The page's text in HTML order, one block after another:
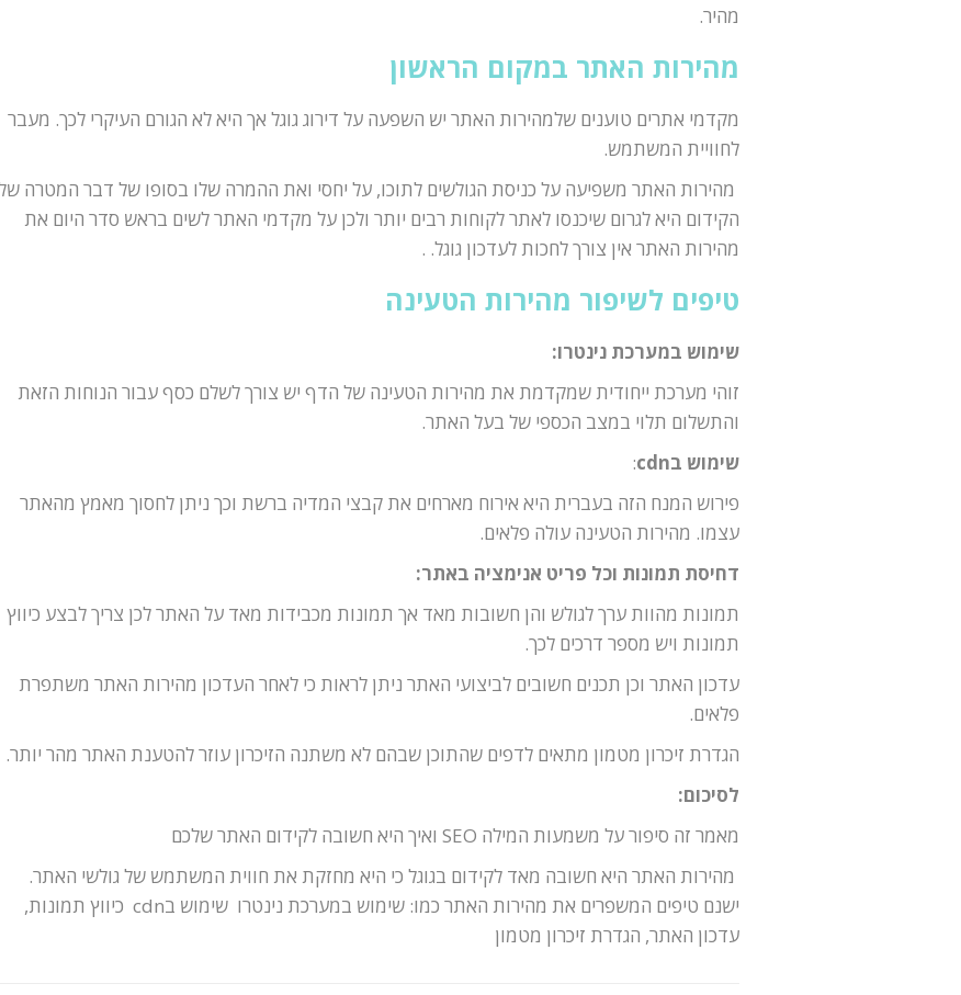
מהיר.
מהירות האתר במקום הראשון
מקדמי אתרים טוענים שלמהירות האתר יש השפעה על דירוג גוגל אך היא לא הגורם העיקרי לכך. מעבר
לחוויית המשתמש.
מהירות האתר משפיעה על כניסת הגולשים לתוכו, על יחסי ואת ההמרה שלו בסופו של דבר המטרה
הקידום היא לגרום שיכנסו לאתר לקוחות רבים יותר ולכן על מקדמי האתר לשים בראש סדר היום את
מהירות האתר אין צורך לחכות לעדכון גוגל. .
טיפים לשיפור מהירות הטעינה
שימוש במערכת נינטרו:
זוהי מערכת ייחודית שמקדמת את מהירות הטעינה של הדף יש צורך לשלם כסף עבור הנוחות הזאת
והתשלום תלוי במצב הכספי של בעל האתר.
שימוש בcdn
:
פירוש המנח הזה בעברית היא אירוח מארחים את קבצי המדיה ברשת וכך ניתן לחסוך מאמץ מהאתר
עצמו. מהירות הטעינה עולה פלאים.
דחיסת תמונות וכל פריט אנימציה באתר:
תמונות מהוות ערך לגולש והן חשובות מאד אך תמונות מכבידות מאד על האתר לכן צריך לבצע כיווץ
תמונות ויש מספר דרכים לכך.
עדכון האתר וכן תכנים חשובים לביצועי האתר ניתן לראות כי לאחר העדכון מהירות האתר משתפרת
פלאים.
הגדרת זיכרון מטמון מתאים לדפים שהתוכן שבהם לא משתנה הזיכרון עוזר להטענת האתר מהר יותר.
לסיכום:
מאמר זה סיפור על משמעות המילה SEO ואיך היא חשובה לקידום האתר שלכם
מהירות האתר היא חשובה מאד לקידום בגוגל כי היא מחזקת את חווית המשתמש של גולשי האתר.
ישנם טיפים המשפרים את מהירות האתר כמו: שימוש במערכת נינטרו שימוש בcdn כיווץ תמונות,
עדכון האתר, הגדרת זיכרון מטמון